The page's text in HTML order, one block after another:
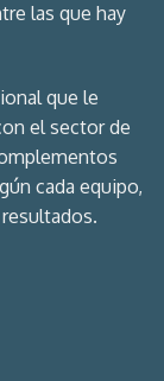
las que hay
que le
el sector de
cada equipo,